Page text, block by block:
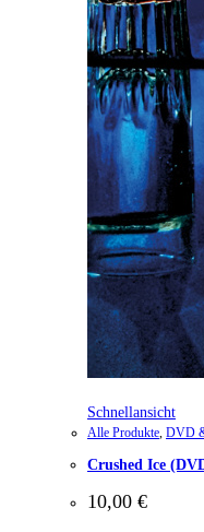
Schnellansicht
Alle Produkte DVD
Crushed Ice
10,00 €